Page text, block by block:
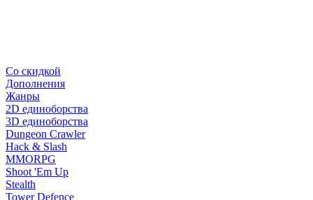
Со скидкой
Дополнения
Жанры
2D единоборства
3D единоборства
Dungeon Crawler
Hack & Slash
MMORPG
Shoot 'Em Up
Stealth
Tower Defence